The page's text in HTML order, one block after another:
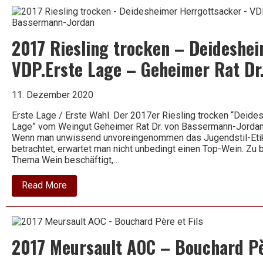
–
Markus
2017 Riesling trocken –
VDP.Erste Lage – Geheimer Rat
11. Dezember 2020
Erste Lage / Erste Wahl. Der 2017er Riesling trocken
Lage” vom Weingut Geheimer Rat Dr. von Bassermann-
Wenn man unwissend unvoreingenommen das Jugendstil-
betrachtet, erwartet man nicht unbedingt einen Top-Wein.
Thema Wein beschäftigt,…
Read Moreabout
2017
Riesling
–
Herrgottsacker
–
2017 Meursault AOC – Bouchard